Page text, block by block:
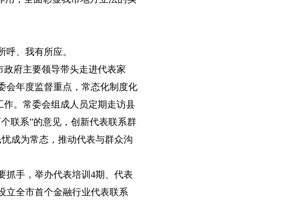
、我有所应。
政府主要领导带头走进代表家
会年度监督重点，常态化制度化
作。常委会组成人员定期走访县
联系”的意见，创新代表联系群
成为常态，推动代表与群众沟
抓手，举办代表培训4期、代表
立全市首个金融行业代表联系